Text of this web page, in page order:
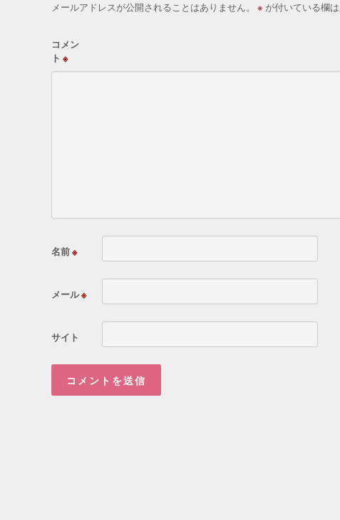
メールアドレスが公開されることはありません。 ※ が付いている欄
コメン
ト ※
名前※
メール※
サイト